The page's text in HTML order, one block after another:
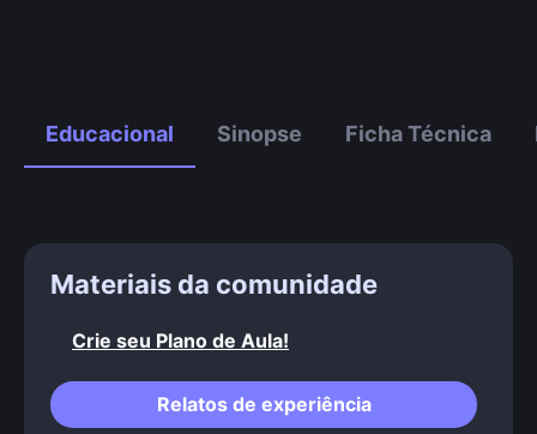
Educacional Sinopse Ficha Técnica
Materiais da comunidade
Crie seu Plano de Aula!
Relatos de experiência